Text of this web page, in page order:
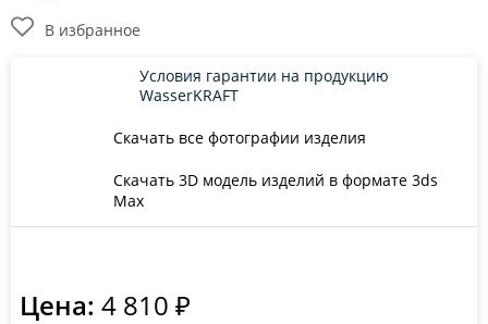
В избранное
Скачать все фотографии изделия
Скачать 3D модель изделий в формате 3ds
Max
Условия гарантии на продукцию
WasserKRAFT
Цена: 4 810 ₽